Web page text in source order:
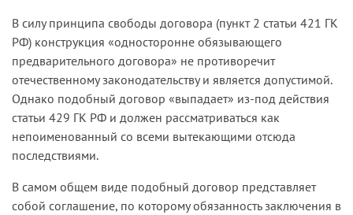
В силу принципа свободы договора (пункт 2 статьи 421 ГК
РФ) конструкция «односторонне обязывающего
предварительного договора» не противоречит
отечественному законодательству и является допустимой.
Однако подобный договор «выпадает» из-под действия
статьи 429 ГК РФ и должен рассматриваться как
непоименованный со всеми вытекающими отсюда
последствиями.
В самом общем виде подобный договор представляет
собой соглашение, по которому обязанность заключения в